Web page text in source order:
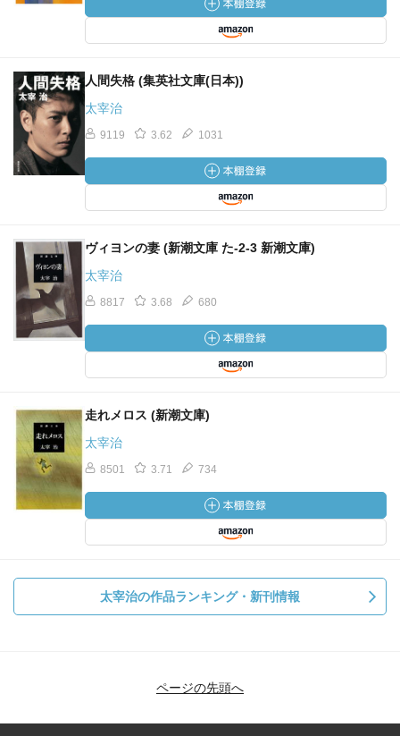
人間失格 (集英社文庫(日本))
太宰治
9119 3.62 1031
ヴィヨンの妻 (新潮文庫 た-2-3 新潮文庫)
太宰治
8817 3.68 680
走れメロス (新潮文庫)
太宰治
8501 3.71 734
太宰治の作品ランキング・新刊情報
ページの先頭へ